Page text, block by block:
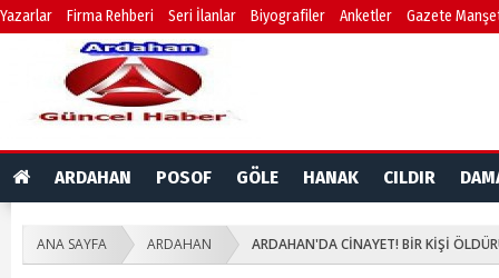
Yazarlar Firma Rehberi Seri İlanlar Biyografiler Anketler Gazete
ARDAHAN POSOF GÖLE HANAK CILDIR
ANA SAYFA ARDAHAN ARDAHAN'DA CİNAYET! BİR KİŞİ